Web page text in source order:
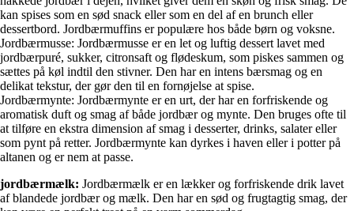
kan spises som en sød snack eller som en del af en brunch eller
dessertbord. Jordbærmuffins er populære hos både børn og voksne.
Jordbærmusse: Jordbærmusse er en let og luftig dessert lavet med
jordbærpuré, sukker, citronsaft og flødeskum, som piskes sammen og
sættes på køl indtil den stivner. Den har en intens bærsmag og en
delikat tekstur, der gør den til en fornøjelse at spise.
Jordbærmynte: Jordbærmynte er en urt, der har en forfriskende og
aromatisk duft og smag af både jordbær og mynte. Den bruges ofte til
at tilføre en ekstra dimension af smag i desserter, drinks, salater eller
som pynt på retter. Jordbærmynte kan dyrkes i haven eller i potter på
altanen og er nem at passe.
jordbærmælk: Jordbærmælk er en lækker og forfriskende drik lavet
af blandede jordbær og mælk. Den har en sød og frugtagtig smag, der